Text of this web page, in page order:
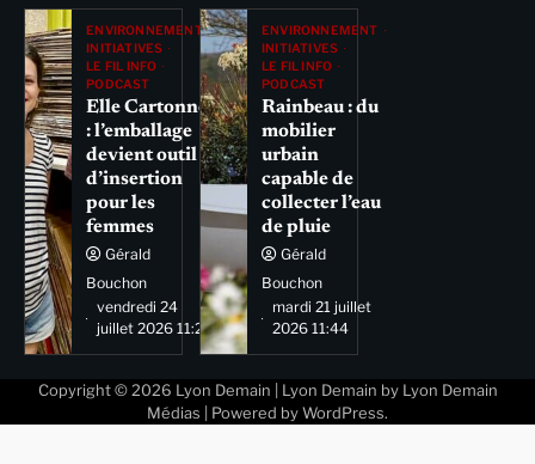
ENVIRONNEMENT
INITIATIVES
LE FIL INFO
PODCAST
Elle Cartonne
: l’emballage
devient outil
d’insertion
pour les
femmes
Gérald
Bouchon
vendredi 24
juillet 2026 11:29
ENVIRONNEMENT
INITIATIVES
LE FIL INFO
PODCAST
Rainbeau : du
mobilier
urbain
capable de
collecter l’eau
de pluie
Gérald
Bouchon
mardi 21 juillet
2026 11:44
Copyright © 2026 Lyon Demain | Lyon Demain by Lyon Demain
Médias | Powered by WordPress.